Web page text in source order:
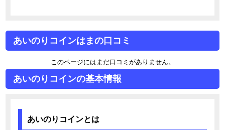
あいのりコインはまの口コミ
このページにはまだ口コミがありません。
あいのりコインの基本情報
あいのりコインとは